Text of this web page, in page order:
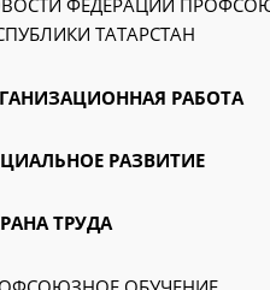
ФЕДЕРАЦИИ
ТАТАРСТАН
РАБОТА
РАЗВИТИЕ
ТРУДА